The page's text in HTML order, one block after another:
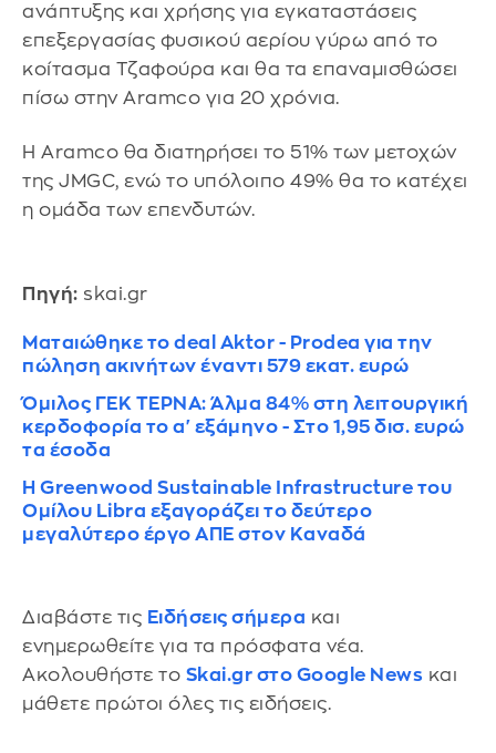
ανάπτυξης και χρήσης για εγκαταστάσεις
επεξεργασίας φυσικού αερίου γύρω από το
κοίτασμα Τζαφούρα και θα τα επαναμισθώσει
πίσω στην Aramco για 20 χρόνια.
Η Aramco θα διατηρήσει το 51% των μετοχών
της JMGC, ενώ το υπόλοιπο 49% θα το κατέχει
η ομάδα των επενδυτών.
Πηγή: skai.gr
Ματαιώθηκε το deal Aktor - Prodea για την
πώληση ακινήτων έναντι 579 εκατ. ευρώ
Όμιλος ΓΕΚ ΤΕΡΝΑ: Άλμα 84% στη λειτουργική
κερδοφορία το α' εξάμηνο - Στο 1,95 δισ. ευρώ
τα έσοδα
Η Greenwood Sustainable Infrastructure του
Ομίλου Libra εξαγοράζει το δεύτερο
μεγαλύτερο έργο ΑΠΕ στον Καναδά
Διαβάστε τις Ειδήσεις σήμερα και
ενημερωθείτε για τα πρόσφατα νέα.
Ακολουθήστε το Skai.gr στο Google News και
μάθετε πρώτοι όλες τις ειδήσεις.